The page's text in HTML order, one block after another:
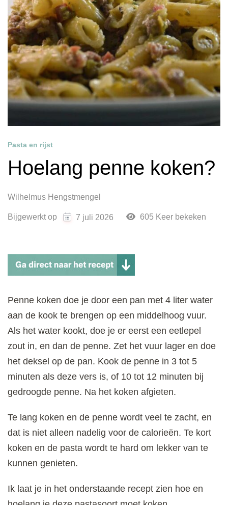
Pasta en rijst
Hoelang penne koken?
Wilhelmus Hengstmengel
Bijgewerkt op 7 juli 2026 605 Keer bekeken
Penne koken doe je door een pan met 4 liter water
aan de kook te brengen op een middelhoog vuur.
Als het water kookt, doe je er eerst een eetlepel
zout in, en dan de penne. Zet het vuur lager en doe
het deksel op de pan. Kook de penne in 3 tot 5
minuten als deze vers is, of 10 tot 12 minuten bij
gedroogde penne. Na het koken afgieten.
Te lang koken en de penne wordt veel te zacht, en
dat is niet alleen nadelig voor de calorieën. Te kort
koken en de pasta wordt te hard om lekker van te
kunnen genieten.
Ik laat je in het onderstaande recept zien hoe en